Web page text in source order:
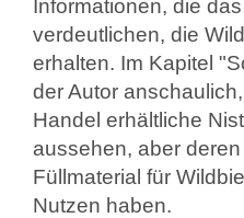
Informationen, die
verdeutlichen, die
erhalten. Im Kapitel
der Autor
Handel erhältliche
aussehen, aber
Füllmaterial für
Nutzen haben.